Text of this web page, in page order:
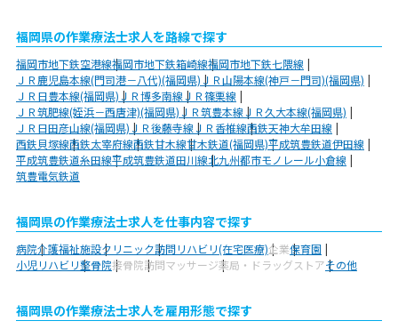
福岡県の作業療法士求人を路線で探す
福岡市地下鉄空港線福岡市地下鉄箱崎線福岡市地下鉄七隈線
ＪＲ鹿児島本線(門司港－八代)(福岡県)ＪＲ山陽本線(神戸－門司)(福岡県)
ＪＲ日豊本線(福岡県)ＪＲ博多南線ＪＲ篠栗線
ＪＲ筑肥線(姪浜－西唐津)(福岡県)ＪＲ筑豊本線ＪＲ久大本線(福岡県)
ＪＲ日田彦山線(福岡県)ＪＲ後藤寺線ＪＲ香椎線西鉄天神大牟田線
西鉄貝塚線西鉄太宰府線西鉄甘木線甘木鉄道(福岡県)平成筑豊鉄道伊田線
平成筑豊鉄道糸田線平成筑豊鉄道田川線北九州都市モノレール小倉線
筑豊電気鉄道
福岡県の作業療法士求人を仕事内容で探す
病院介護福祉施設クリニック訪問リハビリ(在宅医療)企業保育園
小児リハビリ整骨院接骨院訪問マッサージ薬局・ドラッグストアその他
福岡県の作業療法士求人を雇用形態で探す